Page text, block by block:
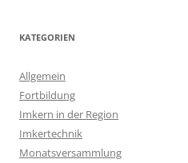
KATEGORIEN
Allgemein
Fortbildung
Imkern in der Region
Imkertechnik
Monatsversammlung